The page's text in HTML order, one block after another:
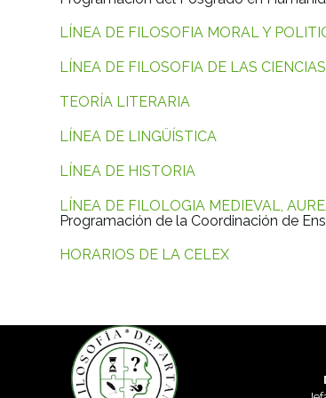
LÍNEA DE FILOSOFIA MORAL Y
LÍNEA DE FILOSOFIA DE LAS
TEORÍA LITERARIA
LÍNEA DE LINGÜÍSTICA
LÍNEA DE HISTORIA
LÍNEA DE FILOLOGIA MEDIEVAL,
Programación de la Coordinación de
HORARIOS DE LA CELEX